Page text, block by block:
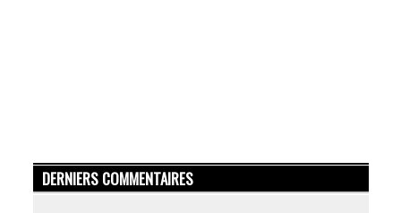
DERNIERS COMMENTAIRES